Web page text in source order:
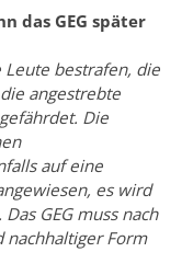
das GEG später
Leute bestrafen, die
angestrebte
Die
auf eine
es wird
GEG muss nach
nachhaltiger Form